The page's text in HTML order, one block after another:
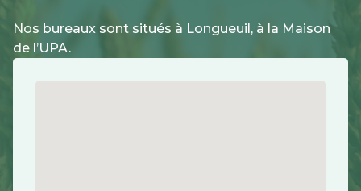
Nos bureaux sont situés à Longueuil, à la Maison
de l’UPA.